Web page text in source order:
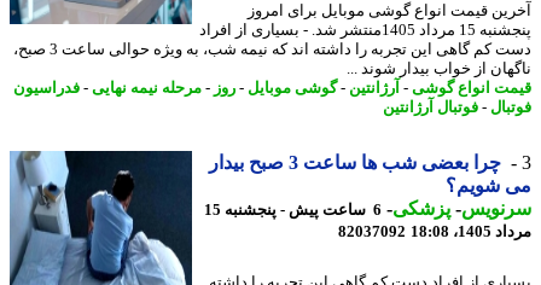
قیمت انواع گوشی موبایل برای امروز
پنجشنبه 15 مرداد 1405منتشر شد. - بسیاری از افراد
دست کم گاهی این تجربه را داشته اند که نیمه شب، به ویژه حوالی ساعت 3 صبح،
از خواب بیدار شوند ...
انواع گوشی-آرژانتین -گوشی موبایل-روز- مرحله نیمه نهایی-فدراسیون
-فوتبال آرژانتین
چرا بعضی شب ها ساعت 3 صبح بیدار
شویم؟
-پزشکی-
6 ساعت پیش - پنجشنبه 15
18:08
82037092